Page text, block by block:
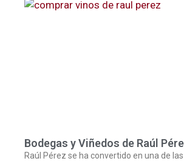
Bodegas y Viñedos de Raúl
Raúl Pérez se ha convertido en una de